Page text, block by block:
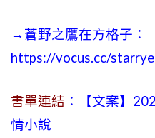
→蒼野之鷹在方格子：
https://vocus.cc/
書單連結 ：【文案】
情小說